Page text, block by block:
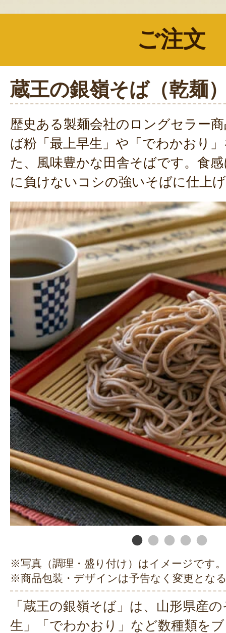
ご注文
蔵王の銀嶺そば（乾麺
歴史ある製麺会社のロングセラー
ば粉「最上早生」や「でわかおり
た、風味豊かな田舎そばです。食
に負けないコシの強いそばに仕上
※写真（調理・盛り付け）はイメージです。
※商品包装・デザインは予告なく変更とな
「蔵王の銀嶺そば」は、山形県産
生」「でわかおり」など数種類を